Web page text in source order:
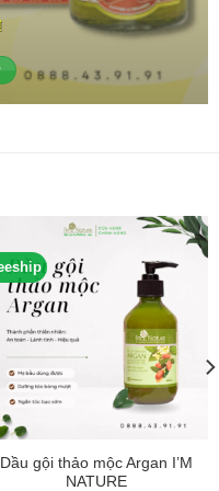
Dầu gội thảo mộc Argan I’M
NATURE